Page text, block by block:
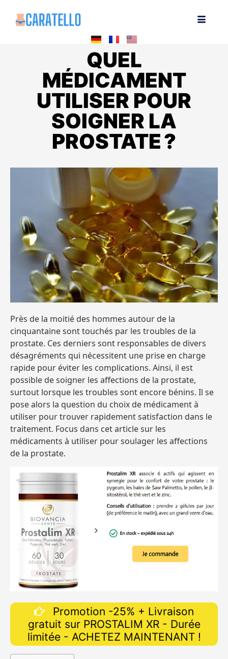
QUEL
MÉDICAMENT
UTILISER POUR
SOIGNER LA
PROSTATE ?
Près de la moitié des hommes autour de la
cinquantaine sont touchés par les troubles de la
prostate. Ces derniers sont responsables de divers
désagréments qui nécessitent une prise en charge
rapide pour éviter les complications. Ainsi, il est
possible de soigner les affections de la prostate,
surtout lorsque les troubles sont encore bénins. Il se
pose alors la question du choix de médicament à
utiliser pour trouver rapidement satisfaction dans le
traitement. Focus dans cet article sur les
médicaments à utiliser pour soulager les affections
de la prostate.
Promotion -25% + Livraison
gratuit sur PROSTALIM XR - Durée
limitée - ACHETEZ MAINTENANT !